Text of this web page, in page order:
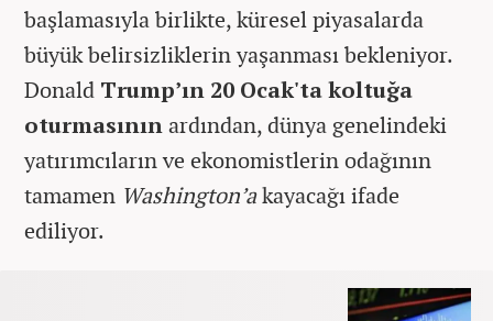
başlamasıyla birlikte, küresel piyasalarda
büyük belirsizliklerin yaşanması bekleniyor.
Donald Trump’ın 20 Ocak'ta koltuğa
oturmasınınardından, dünya genelindeki
yatırımcıların ve ekonomistlerin odağının
tamamen Washington’akayacağı ifade
ediliyor.